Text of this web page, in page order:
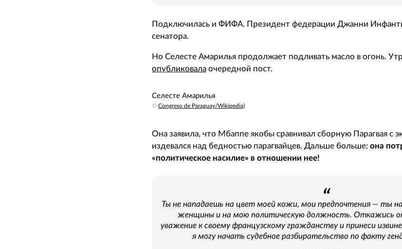
Подключилась и ФИФА. Президент федерации Джанни
сенатора.
Но Селесте Амарилья продолжает подливать масло в огонь.
опубликовала очередной пост.
Селесте Амарилья
© Congreso de Paraguay/Wikipedia)
Она заявила, что Мбаппе якобы сравнивал сборную Парагвая с
издевался над бедностью парагвайцев. Дальше больше: она
«политическое насилие» в отношении нее!
Ты не нападаешь на цвет моей кожи, мои предпочтения — ты
женщины и на мою политическую должность. Откажись от
уважение к своему французскому гражданству и принеси
я могу начать судебное разбирательство по факту